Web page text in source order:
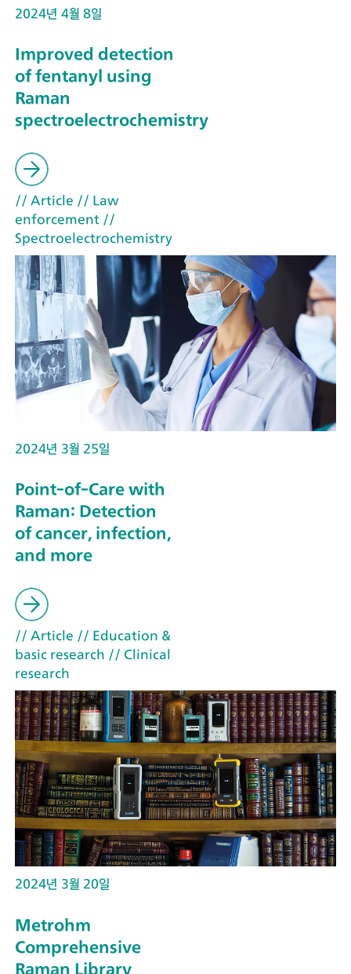
2024년 4월 8일
Improved detection
of fentanyl using
Raman
spectroelectrochemistry
// Article // Law
enforcement //
Spectroelectrochemistry
2024년 3월 25일
Point-of-Care with
Raman: Detection
of cancer, infection,
and more
// Article // Education &
basic research // Clinical
research
2024년 3월 20일
Metrohm
Comprehensive
Raman Library